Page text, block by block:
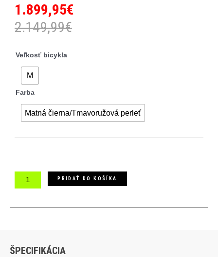
Veľkosť bicykla
M
Farba
Matná čierna/Tmavoružová perleť
množstvo
Metric
1.0
PRIDAŤ DO KOŠÍKA
1.899,95€
2.149,99€
ŠPECIFIKÁCIA